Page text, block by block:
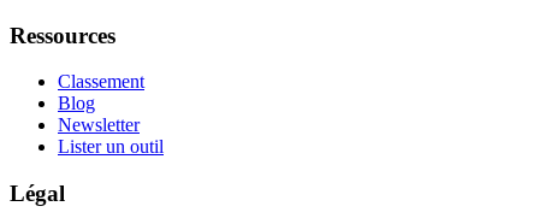
Ressources
Classement
Blog
Newsletter
Lister un outil
Légal